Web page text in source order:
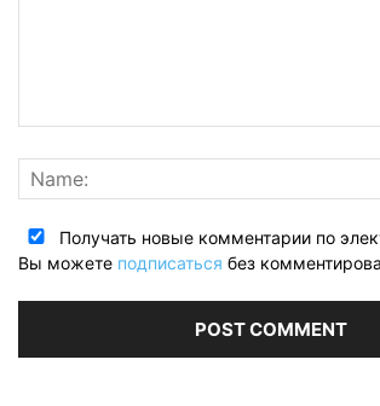
Получать новые комментарии по
Вы можете подписаться без